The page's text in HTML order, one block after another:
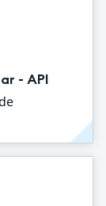
- API